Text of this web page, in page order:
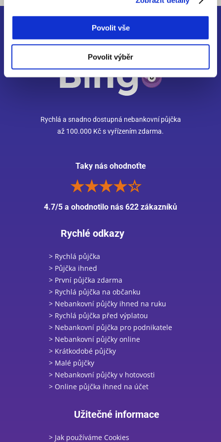
Povolit vše
Povolit výběr
Rychlá a snadno dostupná nebankovní půjčka
až 100.000 Kč s vyřízením zdarma.
Taky nás ohodnoťte
4.7/5 a ohodnotilo nás 622 zákazníků
Rychlé odkazy
> Rychlá půjčka
> Půjčka ihned
> První půjčka zdarma
> Rychlá půjčka na občanku
> Nebankovní půjčky ihned na ruku
> Rychlá půjčka před výplatou
> Nebankovní půjčka pro podnikatele
> Nebankovní půjčky online
> Krátkodobé půjčky
> Malé půjčky
> Nebankovní půjčky v hotovosti
> Online půjčka ihned na účet
Užitečné informace
> Jak používáme Cookies